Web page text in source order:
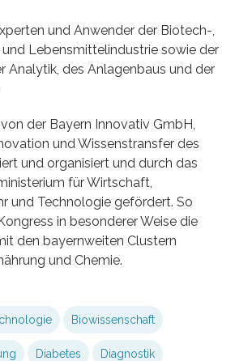
und Anwender der Biotech-,
und Lebensmittelindustrie sowie der
Analytik, des Anlagenbaus und der
der Bayern Innovativ GmbH,
und Wissenstransfer des
und organisiert und durch das
für Wirtschaft,
und Technologie gefördert. So
in besonderer Weise die
den bayernweiten Clustern
und Chemie.
Biowissenschaft
Diabetes Diagnostik